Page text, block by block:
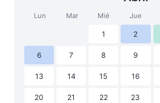
Lun Mar Mié Jue
1 2
6 7 8 9
13 14 15 16
20 21 22 23